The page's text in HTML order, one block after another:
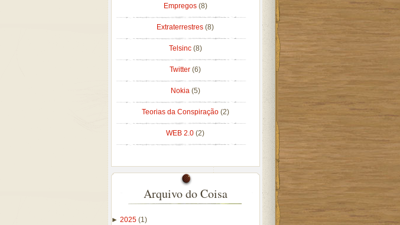
Empregos (8)
Extraterrestres (8)
Telsinc (8)
Twitter (6)
Nokia (5)
Teorias da Conspiração (2)
WEB 2.0 (2)
Arquivo do Coisa
► 2025 (1)